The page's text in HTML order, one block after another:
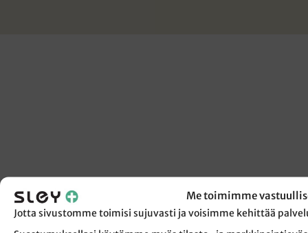
Me toimimme
Jotta sivustomme toimisi sujuvasti ja voisimme kehittää